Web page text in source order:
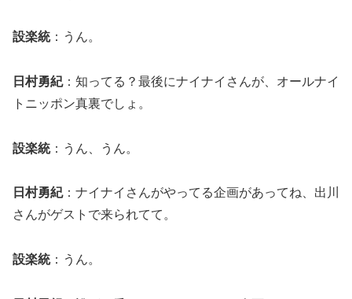
設楽統：うん。
日村勇紀：知ってる？最後にナイナイさんが、オールナイ
トニッポン真裏でしょ。
設楽統：うん、うん。
日村勇紀：ナイナイさんがやってる企画があってね、出川
さんがゲストで来られてて。
設楽統：うん。